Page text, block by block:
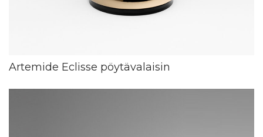
Artemide Eclisse pöytävalaisin